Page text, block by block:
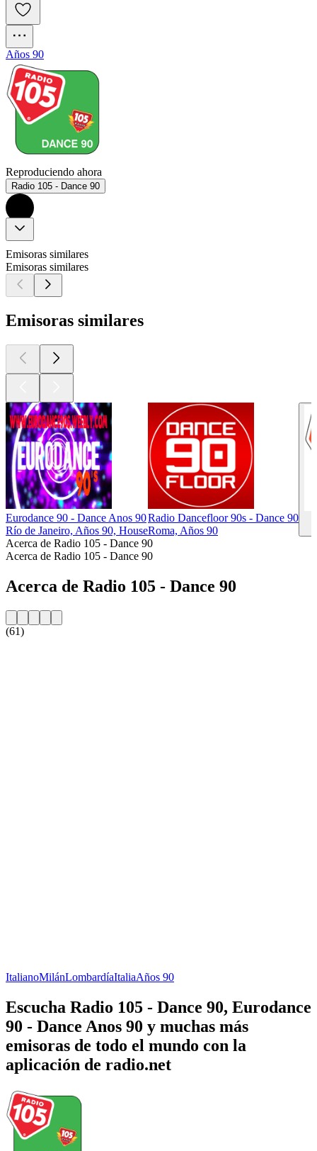
Años 90
Reproduciendo ahora
Radio 105 - Dance 90
Emisoras similares
Emisoras similares
Emisoras similares
Eurodance 90 - Dance Anos 90
Río de Janeiro, Años 90, House
Radio Dancefloor 90s - Dance 90
Roma, Años 90
Acerca de Radio 105 - Dance 90
Acerca de Radio 105 - Dance 90
Acerca de Radio 105 - Dance 90
(61)
ItalianoMilánLombardíaItaliaAños 90
Escucha Radio 105 - Dance 90, Eurodance
90 - Dance Anos 90 y muchas más
emisoras de todo el mundo con la
aplicación de radio.net